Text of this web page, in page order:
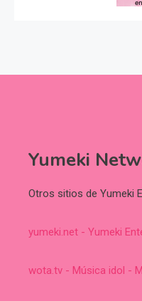
Yumeki
Otros sitios de Yumeki
yumeki.net - Yumeki
wota.tv - Música idol -